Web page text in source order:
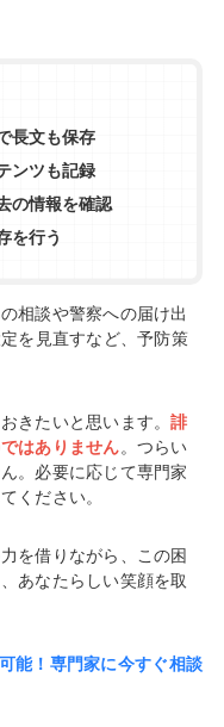
長文も保存
ンツも記録
の情報を確認
を行う
相談や警察への届け出
を見直すなど、予防策
きたいと思います。誹
はありません。つらい
。必要に応じて専門家
ください。
を借りながら、この困
あなたらしい笑顔を取
能！専門家に今すぐ相談